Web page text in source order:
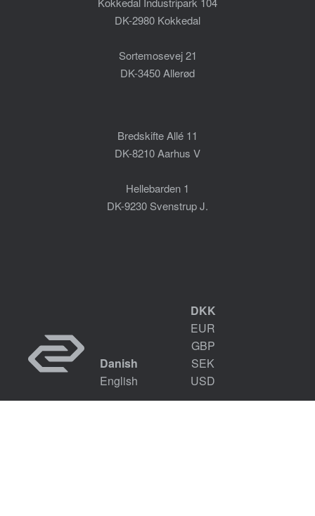
DK-2980 Kokkedal
Sortemosevej 21
DK-3450 Allerød
Bredskifte Allé 11
DK-8210 Aarhus V
Hellebarden 1
DK-9230 Svenstrup J.
Danish
English
DKK
EUR
GBP
SEK
USD